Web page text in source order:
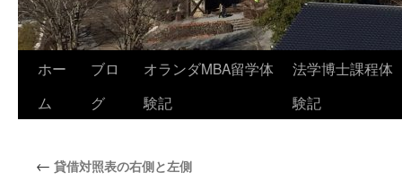
ン
ホー
ム
ブロ
グ
オランダMBA留学体
験記
法学博士課程体
験記
← 貸借対照表の右側と左側